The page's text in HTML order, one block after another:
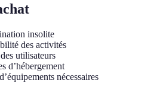
insolite
des activités
utilisateurs
d’hébergement
nécessaires